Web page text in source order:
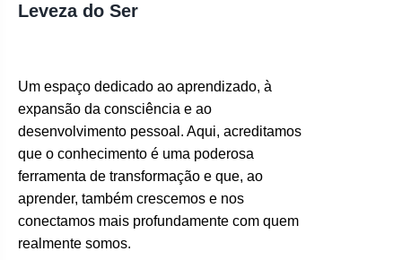
Leveza do Ser
Um espaço dedicado ao aprendizado, à
expansão da consciência e ao
desenvolvimento pessoal. Aqui, acreditamos
que o conhecimento é uma poderosa
ferramenta de transformação e que, ao
aprender, também crescemos e nos
conectamos mais profundamente com quem
realmente somos.